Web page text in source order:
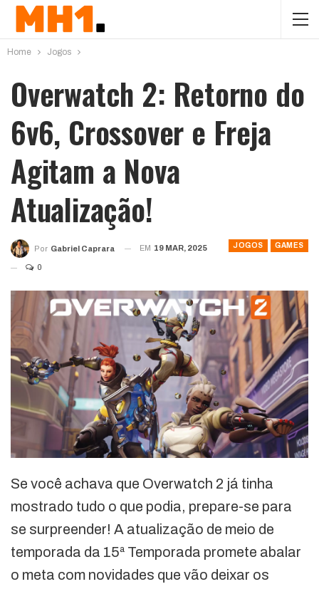
Home Jogos
Overwatch 2: Retorno do
6v6, Crossover e Freja
Agitam a Nova
Atualização!
JOGOS GAMES
Por Gabriel Caprara EM 19 MAR, 2025
0
Se você achava que Overwatch 2 já tinha
mostrado tudo o que podia, prepare-se para
se surpreender! A atualização de meio de
temporada da 15ª Temporada promete abalar
o meta com novidades que vão deixar os